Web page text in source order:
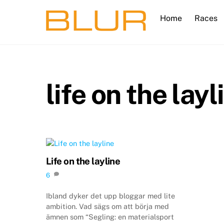
Home Races
life on the
Life on the layline
6
Ibland dyker det upp bloggar med lite
ambition. Vad sägs om att börja med
ämnen som “Segling: en materialsport